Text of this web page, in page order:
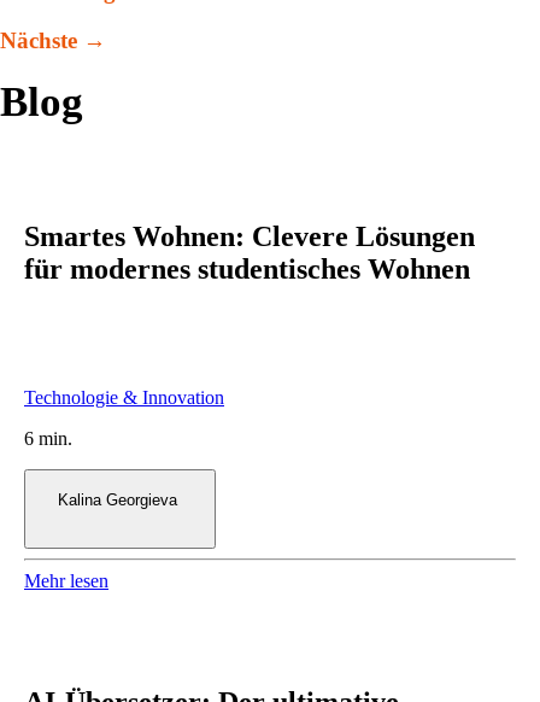
Nächste →
Blog
Smartes Wohnen: Clevere Lösungen
für modernes studentisches Wohnen
6 min.
Kalina Georgieva
Mehr lesen